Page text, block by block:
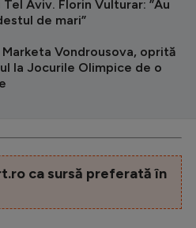
Aviv. Florin Vulturar: ”Au
de mari”
Marketa Vondrousova, oprită
la Jocurile Olimpice de o
ca sursă preferată în